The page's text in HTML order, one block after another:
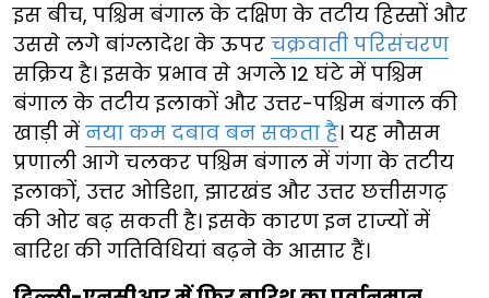
इस बीच, पश्चिम बंगाल के दक्षिण के तटीय हिस्सों और
उससे लगे बांग्लादेश के ऊपर चक्रवाती परिसंचरण
सक्रिय है। इसके प्रभाव से अगले 12 घंटे में पश्चिम
बंगाल के तटीय इलाकों और उत्तर-पश्चिम बंगाल की
खाड़ी में नया कम दबाव बन सकता है। यह मौसम
प्रणाली आगे चलकर पश्चिम बंगाल में गंगा के तटीय
इलाकों, उत्तर ओडिशा, झारखंड और उत्तर छत्तीसगढ़
की ओर बढ़ सकती है। इसके कारण इन राज्यों में
बारिश की गतिविधियां बढ़ने के आसार हैं।